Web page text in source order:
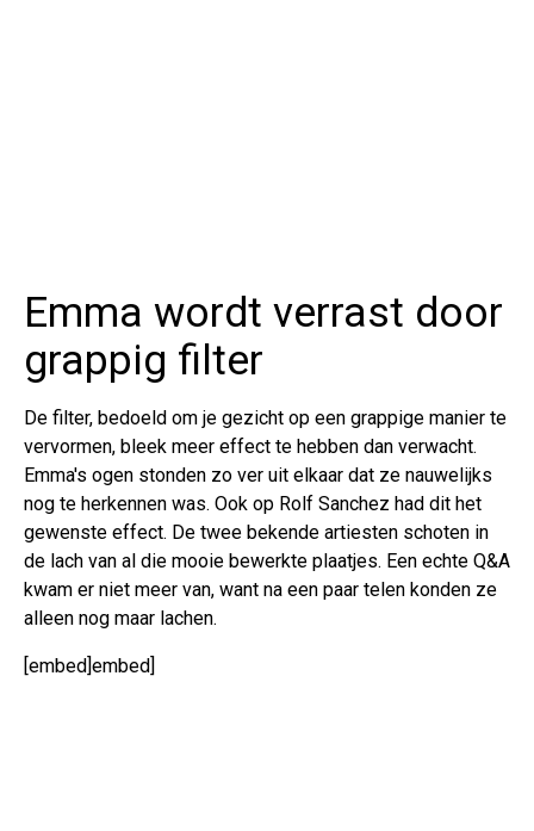
Emma wordt verrast door
grappig filter
De filter, bedoeld om je gezicht op een grappige manier te
vervormen, bleek meer effect te hebben dan verwacht.
Emma's ogen stonden zo ver uit elkaar dat ze nauwelijks
nog te herkennen was. Ook op Rolf Sanchez had dit het
gewenste effect. De twee bekende artiesten schoten in
de lach van al die mooie bewerkte plaatjes. Een echte Q&A
kwam er niet meer van, want na een paar telen konden ze
alleen nog maar lachen.
[embed]embed]